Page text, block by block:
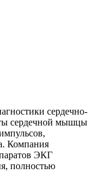
сердечно-
сердечной мышцы
Компания
ЭКГ
полностью